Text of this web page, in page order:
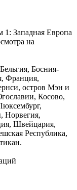
1: Западная Европа
на
Босния-
Франция,
остров Мэн и
Косово,
Норвегия,
Швейцария,
Республика,